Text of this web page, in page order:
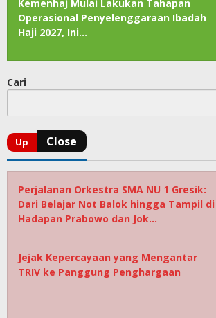
Kemenhaj Mulai Lakukan Tahapan
Operasional Penyelenggaraan Ibadah
Haji 2027, Ini…
Cari
Perjalanan Orkestra SMA NU 1 Gresik:
Dari Belajar Not Balok hingga Tampil di
Hadapan Prabowo dan Jok…
Jejak Kepercayaan yang Mengantar
TRIV ke Panggung Penghargaan